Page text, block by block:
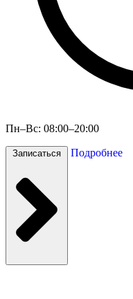
Пн–Вс: 08:00–20:00
Записаться Подробнее